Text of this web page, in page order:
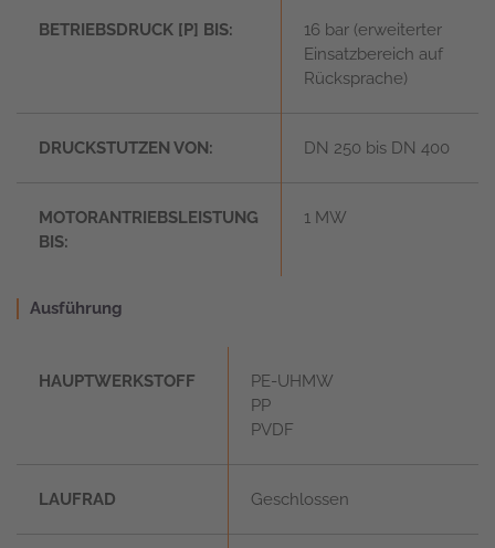
BETRIEBSDRUCK [P] BIS:
16 bar (erweiterter
Einsatzbereich auf
Rücksprache)
DRUCKSTUTZEN VON: DN 250 bis DN 400
MOTORANTRIEBSLEISTUNG
BIS:
1 MW
Ausführung
HAUPTWERKSTOFF
PE-UHMW
PP
PVDF
LAUFRAD Geschlossen